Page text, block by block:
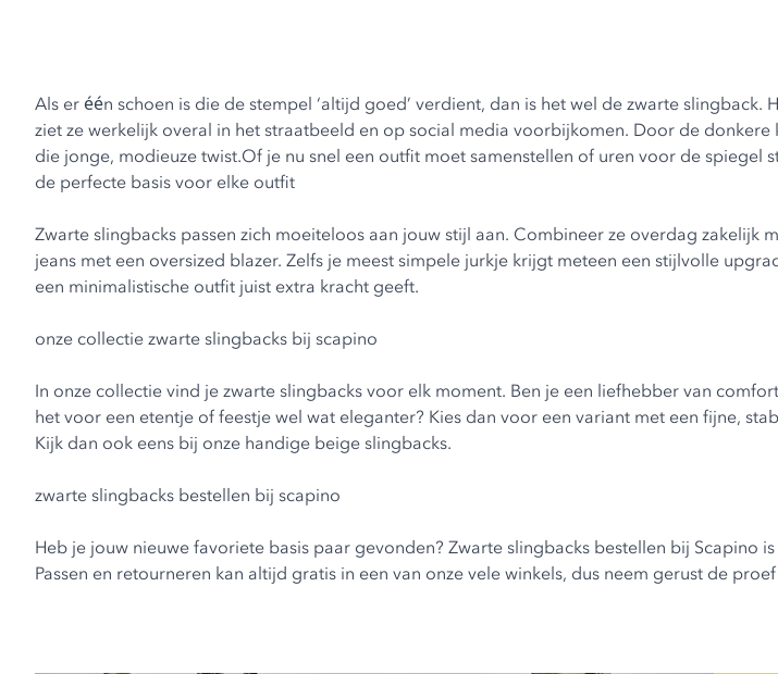
Als er één schoen is die de stempel ‘altijd goed’ verdient, dan is het wel de zwarte
ziet ze werkelijk overal in het straatbeeld en op social media voorbijkomen. Door de
die jonge, modieuze twist.Of je nu snel een outfit moet samenstellen of uren voor de
de perfecte basis voor elke outfit
Zwarte slingbacks passen zich moeiteloos aan jouw stijl aan. Combineer ze overdag
jeans met een oversized blazer. Zelfs je meest simpele jurkje krijgt meteen een stijlvolle
een minimalistische outfit juist extra kracht geeft.
onze collectie zwarte slingbacks bij scapino
In onze collectie vind je zwarte slingbacks voor elk moment. Ben je een liefhebber van
het voor een etentje of feestje wel wat eleganter? Kies dan voor een variant met een fijne,
Kijk dan ook eens bij onze handige beige slingbacks.
zwarte slingbacks bestellen bij scapino
Heb je jouw nieuwe favoriete basis paar gevonden? Zwarte slingbacks bestellen bij Scapino
Passen en retourneren kan altijd gratis in een van onze vele winkels, dus neem gerust de